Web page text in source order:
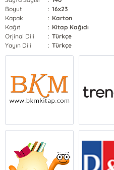
Boyut
: 16x23
Kapak
: Karton
Kağıt
: Kitap Kağıdı
Orjinal Dili
: Türkçe
Yayın Dili
: Türkçe